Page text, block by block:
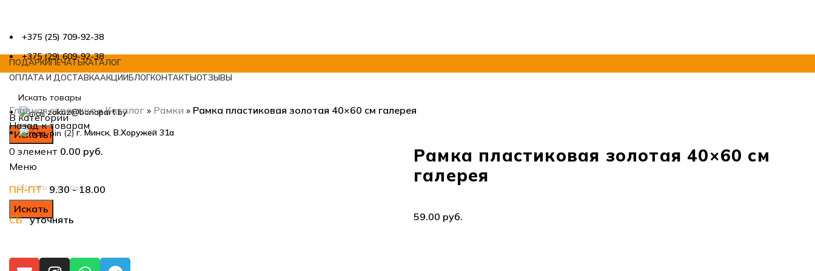
+375 (25) 709-92-38
+375 (29) 609-92-38
zakaz@bonapart.by
г. Минск, В.Хоружей 31а
ПН-ПТ9.30 - 18.00
СБуточнять
ПОДАРКИПЕЧАТЬКАТАЛОГ
ОПЛАТА И ДОСТАВКААКЦИИБЛОГКОНТАКТЫОТЗЫВЫ
В категории
Искать
0 элемент 0.00 руб.
Меню
Искать
Главная страница»Каталог » Рамки » Рамка пластиковая золотая 40×60 см галерея
Назад к товарам
Рамка пластиковая золотая 40×60 см
галерея
руб.